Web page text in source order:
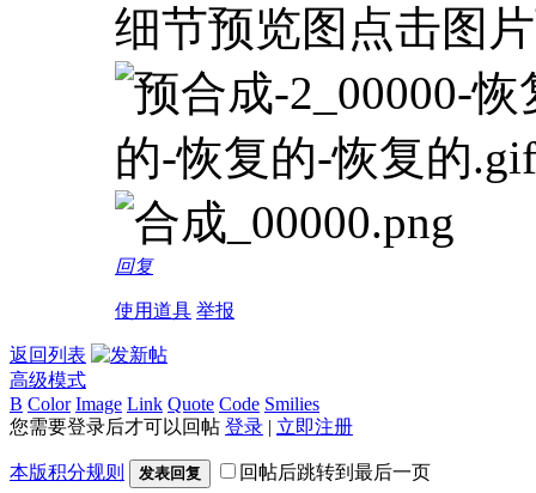
细节预览图点击图
回复
使用道具 举报
返回列表
高级模式
B Color Image Link Quote Code Smilies
您需要登录后才可以回帖 登录 | 立即注册
本版积分规则 发表回复 回帖后跳转到最后一页